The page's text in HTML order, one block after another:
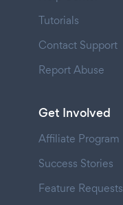
Tutorials
Contact Support
Report Abuse
Get Involved
Affiliate Program
Success Stories
Feature Requests